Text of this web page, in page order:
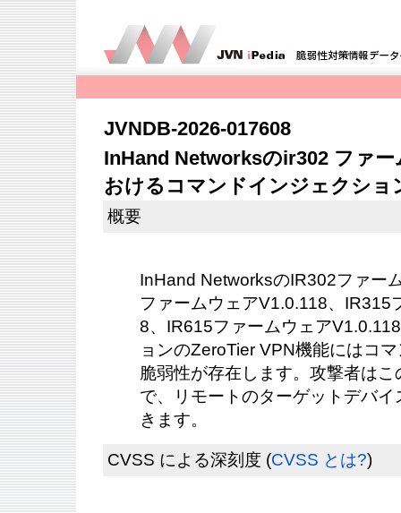
JVNDB-2026-017608
InHand Networksのir302 ファ
おけるコマンドインジェクショ
概要
InHand NetworksのIR302ファー
ファームウェアV1.0.118、IR315
8、IR615ファームウェア
ョンのZeroTier VPN機能にはコ
脆弱性が存在します。攻撃者は
で、リモートのターゲットデバ
きます。
CVSS による深刻度 (CVSS とは?)